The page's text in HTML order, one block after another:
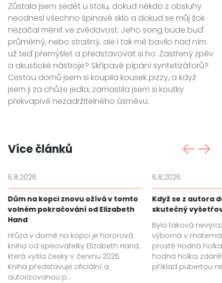
Zůstala jsem sedět u stolu, dokud někdo z obsluhy
neodnesl všechno špinavé sklo a dokud se můj šok
nezačal měnit ve zvědavost. Jeho song bude buď
průměrný, nebo strašný, ale i tak mě bavilo nad ním
už teď přemýšlet a představovat si ho. Zastřený zpěv
a akustické nástroje? Skřípavé pípání syntetizátorů?
Cestou domů jsem si koupila kousek pizzy, a když
jsem ji za chůze jedla, zamastila jsem si koutky
překvapivě nezadržitelného úsměvu.
Více článků
6.8.2026
Dům na kopci znovu ožívá v tomto
volném pokračování od Elizabeth
Hand
Hrůza v domě na kopci je hororová
kniha od spisovatelky Elizabeth Hand,
která vyšla česky v červnu 2026.
Kniha představuje oficiální a
autorizovanou p...
6.8.2026
Když se z autora
skutečný
Byla taková
výborná v
prostě Hodná
hodná holka,
příklad pubertou